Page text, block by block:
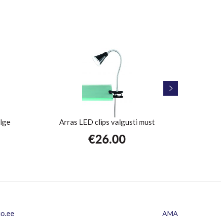
Arras LED clips valgusti must
€26.00
AMA